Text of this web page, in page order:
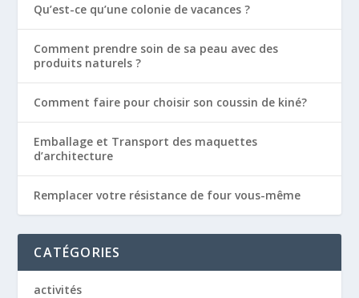
Qu’est-ce qu’une colonie de vacances ?
Comment prendre soin de sa peau avec des
produits naturels ?
Comment faire pour choisir son coussin de kiné?
Emballage et Transport des maquettes
d’architecture
Remplacer votre résistance de four vous-même
CATÉGORIES
activités